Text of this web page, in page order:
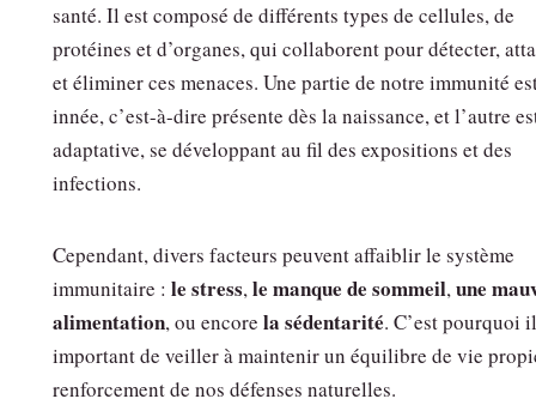
santé. Il est composé de différents types de cellules, de
protéines et d’organes, qui collaborent pour détecter,
et éliminer ces menaces. Une partie de notre immunité
innée, c’est-à-dire présente dès la naissance, et l’autre
adaptative, se développant au fil des expositions et des
infections.
Cependant, divers facteurs peuvent affaiblir le système
immunitaire : le stress,le manque de sommeil,une
alimentation, ou encore la sédentarité. C’est pourquoi
important de veiller à maintenir un équilibre de vie
renforcement de nos défenses naturelles.